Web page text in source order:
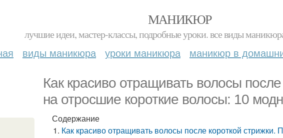
МАНИКЮР
лучшие идеи, мастер-классы, подробные уроки. все виды
виды маникюра уроки маникюра маникюр в
Как красиво отращивать волосы
на отросшие короткие волосы: 10
Содержание
Как красиво отращивать волосы после короткой